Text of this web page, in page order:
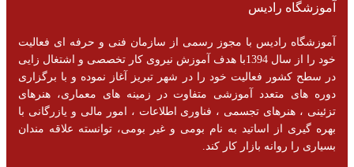
آموزشگاه رادیس
آموزشگاه رادیس با مجوز رسمی از سازمان فنی و حرفه ای فعالیت
خود را از سال 1394با هدف آموزش نیروی کار تخصصی و اشتغال زایی
در سطح کشور فعالیت خود را در شهر تبریز آغاز نموده و با برگزاری
دوره های متعدد آموزشی متفاوت در زمینه های معماری، هنرهای
تزئینی ، هنرهای تجسمی ، فناوری اطلاعات ، امور مالی و یازرگانی با
بهره گیری از اساتید به نام بومی و غیر بومی، توانسته علاقه مندان
بسیاری را روانه بازار کار کند.